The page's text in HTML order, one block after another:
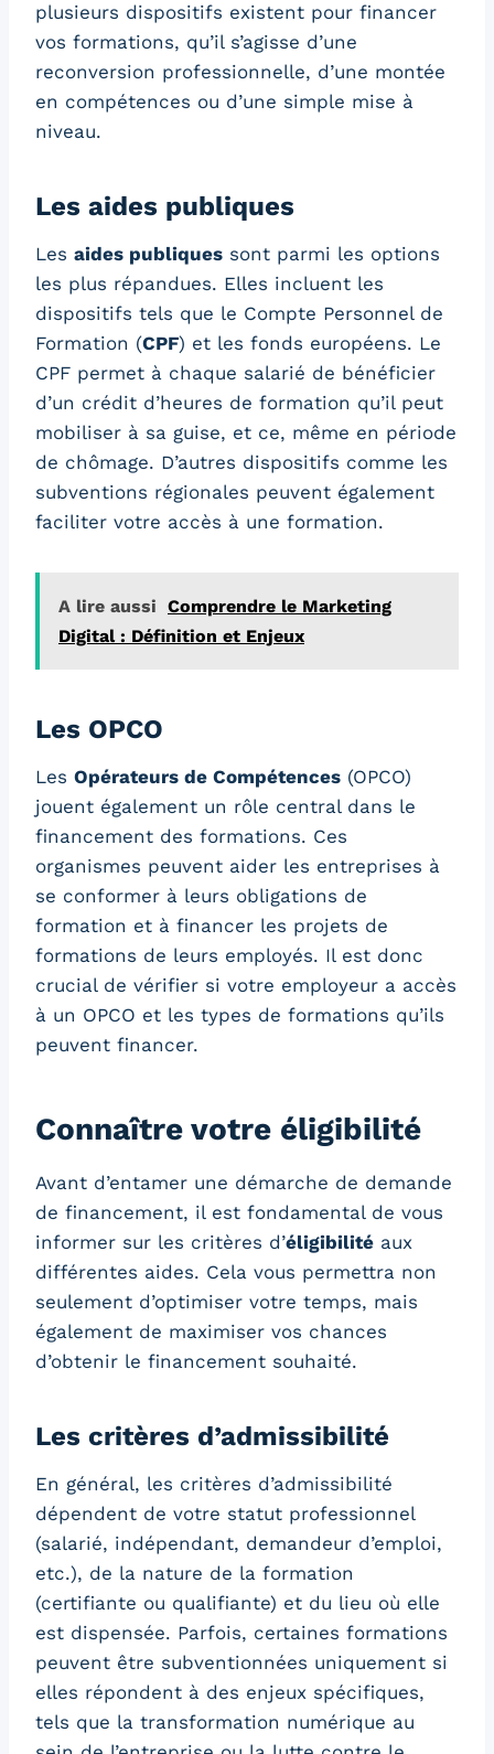
plusieurs dispositifs existent pour financer
vos formations, qu’il s’agisse d’une
reconversion professionnelle, d’une montée
en compétences ou d’une simple mise à
niveau.
Les aides publiques
Les aides publiques sont parmi les options
les plus répandues. Elles incluent les
dispositifs tels que le Compte Personnel de
Formation (CPF) et les fonds européens. Le
CPF permet à chaque salarié de bénéficier
d’un crédit d’heures de formation qu’il peut
mobiliser à sa guise, et ce, même en période
de chômage. D’autres dispositifs comme les
subventions régionales peuvent également
faciliter votre accès à une formation.
A lire aussi Comprendre le Marketing
Digital : Définition et Enjeux
Les OPCO
Les Opérateurs de Compétences (OPCO)
jouent également un rôle central dans le
financement des formations. Ces
organismes peuvent aider les entreprises à
se conformer à leurs obligations de
formation et à financer les projets de
formations de leurs employés. Il est donc
crucial de vérifier si votre employeur a accès
à un OPCO et les types de formations qu’ils
peuvent financer.
Connaître votre éligibilité
Avant d’entamer une démarche de demande
de financement, il est fondamental de vous
informer sur les critères d’éligibilité aux
différentes aides. Cela vous permettra non
seulement d’optimiser votre temps, mais
également de maximiser vos chances
d’obtenir le financement souhaité.
Les critères d’admissibilité
En général, les critères d’admissibilité
dépendent de votre statut professionnel
(salarié, indépendant, demandeur d’emploi,
etc.), de la nature de la formation
(certifiante ou qualifiante) et du lieu où elle
est dispensée. Parfois, certaines formations
peuvent être subventionnées uniquement si
elles répondent à des enjeux spécifiques,
tels que la transformation numérique au